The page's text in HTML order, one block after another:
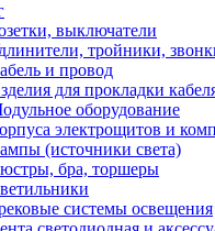
выключатели
тройники,
и провод
для прокладки
оборудование
электрощитов и
(источники света)
бра, торшеры
системы освещения